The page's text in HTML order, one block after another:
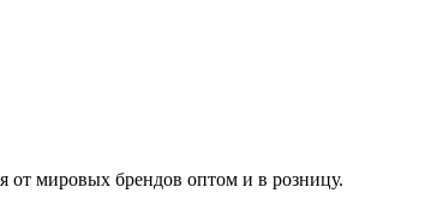
от мировых брендов оптом и в розницу.